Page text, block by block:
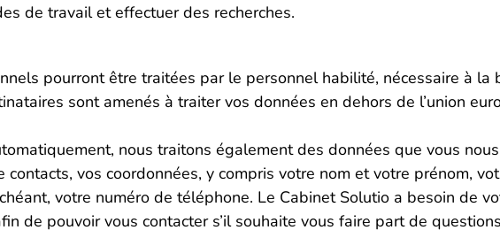
de travail et effectuer des recherches.
pourront être traitées par le personnel habilité, nécessaire à
sont amenés à traiter vos données en dehors de l’union
nous traitons également des données que vous
vos coordonnées, y compris votre nom et votre prénom,
votre numéro de téléphone. Le Cabinet Solutio a besoin de
de pouvoir vous contacter s’il souhaite vous faire part de